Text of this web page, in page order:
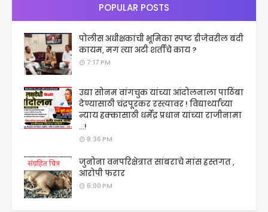
POPULAR POSTS
पोलीस अधीक्षकांची भूमिका स्पष्ट डीजेवरील बंदी
कायम, मग त्या अटी शर्तीचे काय ?
7:17 PM
उद्या सोनम वांगचुक यांच्या आंदोलनाला पाठिंबा
देण्यासाठी चंद्रपूरकर रस्त्यावर ! विद्यार्थ्यांच्या
न्याय हक्कासाठी धर्मेंद्र प्रधान यांच्या राजीनामा
...!
8:36 PM
जुनोना वनपरिक्षेत्रात सांबराचे मांस हस्तगत ,
आरोपी फरार
6:00 PM